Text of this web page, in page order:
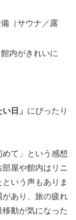
（サウナ／露
内がきれいに
日」 にぴったり
て」という感想
屋や館内はリニ
いう声もありま
があり、旅の疲れ
動が気になった